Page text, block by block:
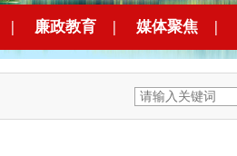
| 廉政教育 | 媒体聚焦 |